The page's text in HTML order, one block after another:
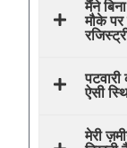
मैंने
मौके
ऐसी
मेरी